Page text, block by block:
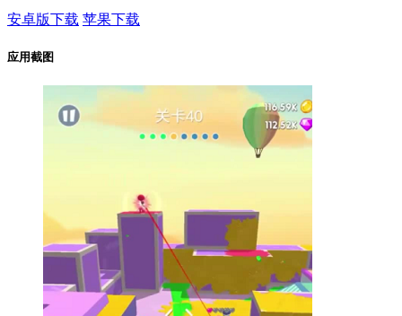
安卓版下载 苹果下载
应用截图